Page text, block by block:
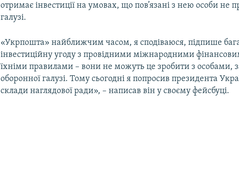
отримає інвестиції на умовах, що пов’язані з нею особи не
галузі.
«Укрпошта» найближчим часом, я сподіваюся, підпише
інвестиційну угоду з провідними міжнародними
їхніми правилами – вони не можуть це зробити з особами,
оборонної галузі. Тому сьогодні я попросив президента
склади наглядової ради», – написав він у своєму фейсбуці.